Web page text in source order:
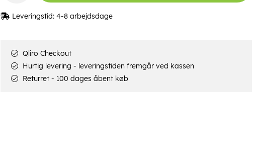
Leveringstid: 4-8 arbejdsdage
Qliro Checkout
Hurtig levering - leveringstiden fremgår ved kassen
Returret - 100 dages åbent køb